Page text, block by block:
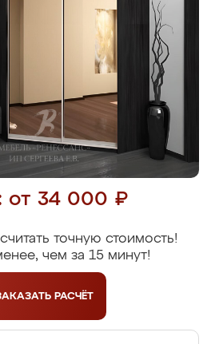
от 34 000 ₽
точную стоимость!
чем за 15 минут!
РАСЧЁТ